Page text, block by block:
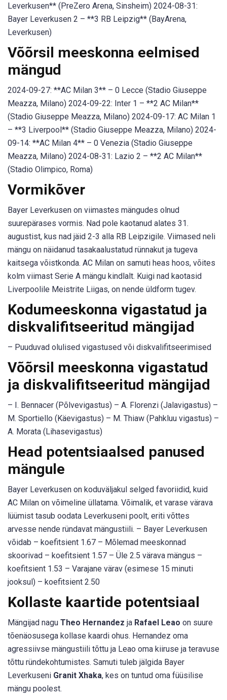
Leverkusen** (PreZero Arena, Sinsheim) 2024-08-31:
Bayer Leverkusen 2 – **3 RB Leipzig** (BayArena,
Leverkusen)
Võõrsil meeskonna eelmised
mängud
2024-09-27: **AC Milan 3** – 0 Lecce (Stadio Giuseppe
Meazza, Milano) 2024-09-22: Inter 1 – **2 AC Milan**
(Stadio Giuseppe Meazza, Milano) 2024-09-17: AC Milan 1
– **3 Liverpool** (Stadio Giuseppe Meazza, Milano) 2024-
09-14: **AC Milan 4** – 0 Venezia (Stadio Giuseppe
Meazza, Milano) 2024-08-31: Lazio 2 – **2 AC Milan**
(Stadio Olimpico, Roma)
Vormikõver
Bayer Leverkusen on viimastes mängudes olnud
suurepärases vormis. Nad pole kaotanud alates 31.
augustist, kus nad jäid 2-3 alla RB Leipzigile. Viimased neli
mängu on näidanud tasakaalustatud rünnakut ja tugeva
kaitsega võistkonda. AC Milan on samuti heas hoos, võites
kolm viimast Serie A mängu kindlalt. Kuigi nad kaotasid
Liverpoolile Meistrite Liigas, on nende üldform tugev.
Kodumeeskonna vigastatud ja
diskvalifitseeritud mängijad
– Puuduvad olulised vigastused või diskvalifitseerimised
Võõrsil meeskonna vigastatud
ja diskvalifitseeritud mängijad
– I. Bennacer (Põlvevigastus) – A. Florenzi (Jalavigastus) –
M. Sportiello (Käevigastus) – M. Thiaw (Pahkluu vigastus) –
A. Morata (Lihasevigastus)
Head potentsiaalsed panused
mängule
Bayer Leverkusen on koduväljakul selged favoriidid, kuid
AC Milan on võimeline üllatama. Võimalik, et varase värava
lüümist tasub oodata Leverkuseni poolt, eriti võttes
arvesse nende ründavat mängustiili. – Bayer Leverkusen
võidab – koefitsient 1.67 – Mõlemad meeskonnad
skoorivad – koefitsient 1.57 – Üle 2.5 värava mängus –
koefitsient 1.53 – Varajane värav (esimese 15 minuti
jooksul) – koefitsient 2.50
Kollaste kaartide potentsiaal
Mängijad nagu Theo Hernandez ja Rafael Leao on suure
tõenäosusega kollase kaardi ohus. Hernandez oma
agressiivse mängustiili tõttu ja Leao oma kiiruse ja teravuse
tõttu ründekohtumistes. Samuti tuleb jälgida Bayer
Leverkuseni Granit Xhaka, kes on tuntud oma füüsilise
mängu poolest.